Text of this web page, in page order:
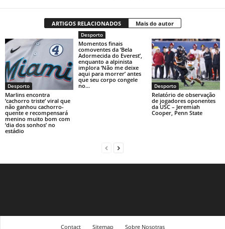
ARTIGOS RELACIONADOS Mais do autor
Desporto
Marlins encontra
‘cachorro triste’ viral que
não ganhou cachorro-
quente e recompensará
menino muito bom com
‘dia dos sonhos’ no
estádio
Desporto
Momentos finais
comoventes da ‘Bela
Adormecida do Everest’,
enquanto a alpinista
implora ‘Não me deixe
aqui para morrer’ antes
que seu corpo congele
no...
Desporto
Relatório de observação
de jogadores oponentes
da USC – Jeremiah
Cooper, Penn State
Contact Sitemap Sobre Nosotras